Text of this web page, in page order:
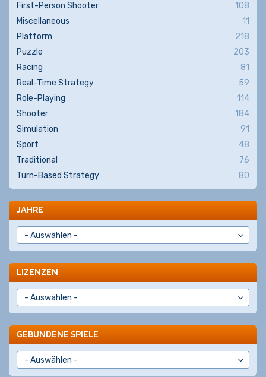
First-Person Shooter
108
Miscellaneous
11
Platform
218
Puzzle
203
Racing
81
Real-Time Strategy
59
Role-Playing
114
Shooter
184
Simulation
91
Sport
48
Traditional
76
Turn-Based Strategy
80
JAHRE
LIZENZEN
GEBUNDENE SPIELE